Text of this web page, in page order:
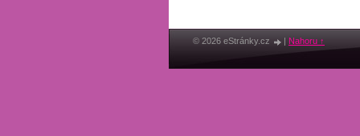
© 2026 eStránky.cz | Nahoru ↑